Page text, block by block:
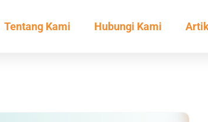
Tentang Kami Hubungi Kami